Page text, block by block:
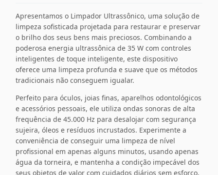
Apresentamos o Limpador Ultrassônico, uma solução de
limpeza sofisticada projetada para restaurar e preservar
o brilho dos seus bens mais preciosos. Combinando a
poderosa energia ultrassônica de 35 W com controles
inteligentes de toque inteligente, este dispositivo
oferece uma limpeza profunda e suave que os métodos
tradicionais não conseguem igualar.
Perfeito para óculos, joias finas, aparelhos odontológicos
e acessórios pessoais, ele utiliza ondas sonoras de alta
frequência de 45.000 Hz para desalojar com segurança
sujeira, óleos e resíduos incrustados. Experimente a
conveniência de conseguir uma limpeza de nível
profissional em apenas alguns minutos, usando apenas
água da torneira, e mantenha a condição impecável dos
seus objetos de valor com cuidados diários sem esforço.